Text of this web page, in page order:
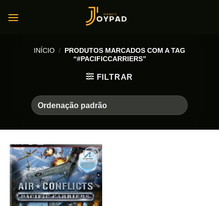
INÍCIO / PRODUTOS MARCADOS COM A TAG
“#PACIFICCARRIERS”
FILTRAR